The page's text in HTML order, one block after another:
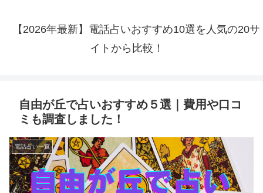
【2026年最新】電話占いおすすめ10選を人気の20サ
イトから比較！
自由が丘で占いおすすめ５選｜費用や口コ
ミも調査しました！
電話占い一覧